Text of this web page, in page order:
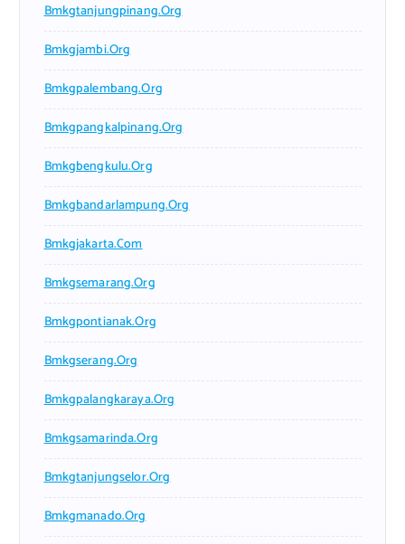
Bmkgtanjungpinang.org
Bmkgjambi.org
Bmkgpalembang.org
Bmkgpangkalpinang.org
Bmkgbengkulu.org
Bmkgbandarlampung.org
Bmkgjakarta.com
Bmkgsemarang.org
Bmkgpontianak.org
Bmkgserang.org
Bmkgpalangkaraya.org
Bmkgsamarinda.org
Bmkgtanjungselor.org
Bmkgmanado.org